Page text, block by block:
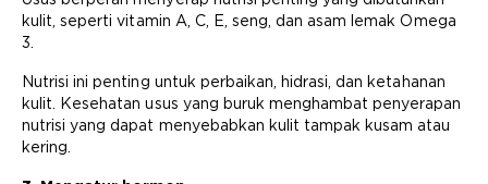
kulit, seperti vitamin A, C, E, seng, dan asam lemak Omega
3.
Nutrisi ini penting untuk perbaikan, hidrasi, dan ketahanan
kulit. Kesehatan usus yang buruk menghambat penyerapan
nutrisi yang dapat menyebabkan kulit tampak kusam atau
kering.